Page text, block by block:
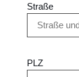
Straße
PLZ